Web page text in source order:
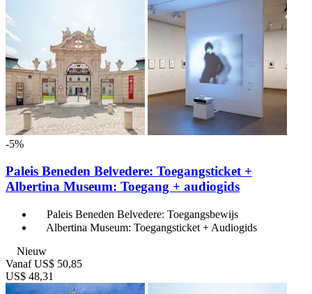
-5%
Paleis Beneden Belvedere: Toegangsticket +
Albertina Museum: Toegang + audiogids
Paleis Beneden Belvedere: Toegangsbewijs
Albertina Museum: Toegangsticket + Audiogids
Nieuw
Vanaf US$ 50,85
US$ 48,31